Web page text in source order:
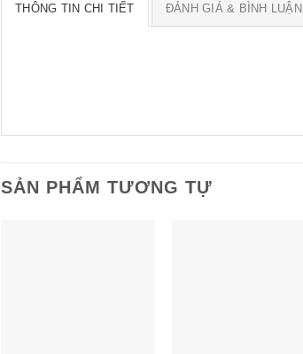
THÔNG TIN CHI TIẾT ĐÁNH GIÁ & BÌNH LUẬN
SẢN PHẨM TƯƠNG TỰ